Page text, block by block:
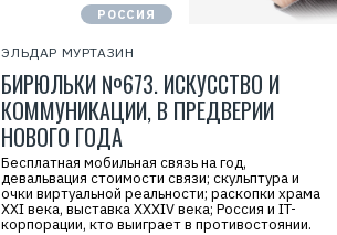
РОССИЯ
ЭЛЬДАР МУРТАЗИН
БИРЮЛЬКИ №673. ИСКУССТВО И
КОММУНИКАЦИИ, В ПРЕДВЕРИИ
НОВОГО ГОДА
Бесплатная мобильная связь на год,
девальвация стоимости связи; скульптура и
очки виртуальной реальности; раскопки храма
XXI века, выставка XXXIV века; Россия и IT-
корпорации, кто выиграет в противостоянии.